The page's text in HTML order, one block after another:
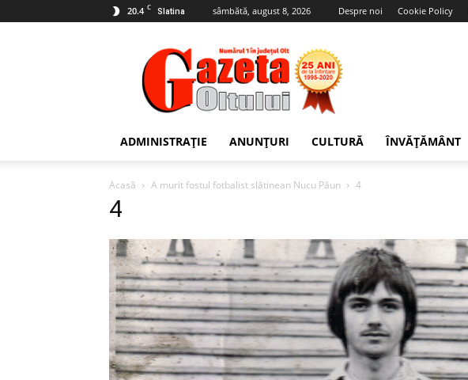
20.4 C Slatina sâmbătă, august 8, 2026 Despre noi Cookie Policy
Gazeta
Oltului
ADMINISTRAȚIE ANUNȚURI CULTURĂ ÎNVĂȚĂMÂNT
Acasă A murit fostul fotbalist slătinean Nucu Păun 4
4